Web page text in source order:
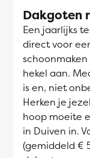
Dakgoten
Een jaarlijks
direct voor
hekel aan.
is en, niet
Herken je
hoop moeite
in Duiven in.
(gemiddeld €